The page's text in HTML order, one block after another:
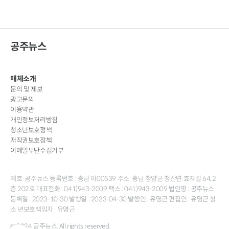
공주뉴스
매체소개
문의 및 제보
광고문의
이용약관
개인정보처리방침
청소년보호정책
저작권보호정책
이메일무단수집거부
제호: 공주뉴스 등록번호 : 충남 아00539 주소: 충남 청양군 청산면 효자길 64, 2
층 202호 대표전화 : 041)943-2009 팩스 : 041)943-2009 법인명 : 공주뉴스
등록일 : 2023-10-30 발행일 : 2023-04-30 발행인 : 유명근 편집인 : 유명근 청
소 년보호책임자 : 유명근
© 2024 공주뉴스. All rights reserved.